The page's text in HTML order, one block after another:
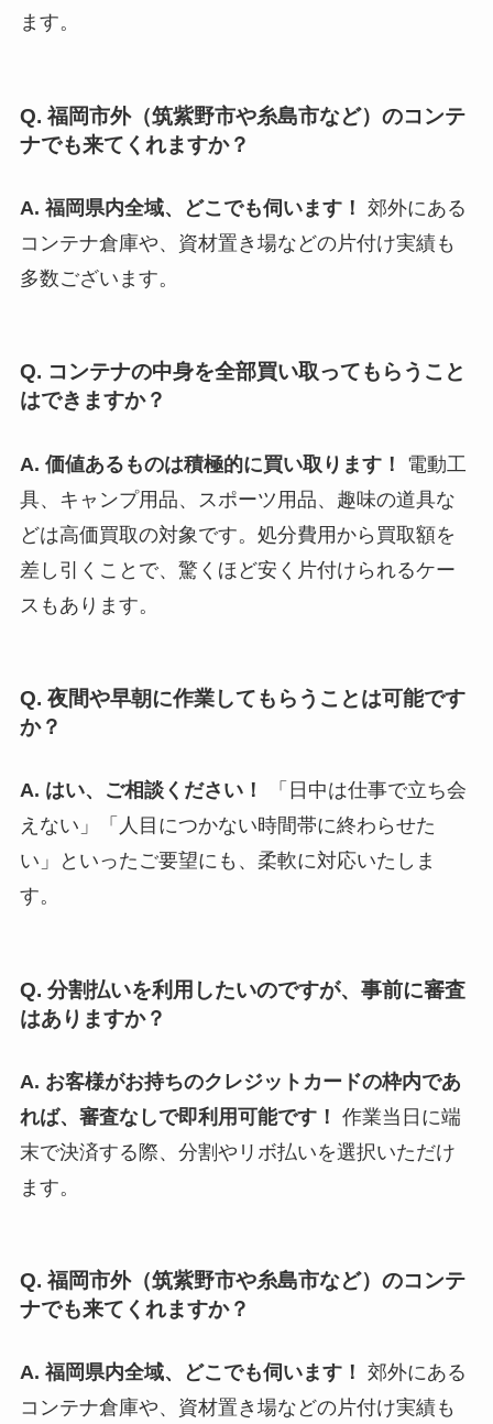
ます。
Q. 福岡市外（筑紫野市や糸島市など）のコンテ
ナでも来てくれますか？
A. 福岡県内全域、どこでも伺います！ 郊外にある
コンテナ倉庫や、資材置き場などの片付け実績も
多数ございます。
Q. コンテナの中身を全部買い取ってもらうこと
はできますか？
A. 価値あるものは積極的に買い取ります！
電動工
具、キャンプ用品、スポーツ用品、趣味の道具な
どは高価買取の対象です。処分費用から買取額を
差し引くことで、驚くほど安く片付けられるケー
スもあります。
Q. 夜間や早朝に作業してもらうことは可能です
か？
A. はい、ご相談ください！
「日中は仕事で立ち会
えない」「人目につかない時間帯に終わらせた
い」といったご要望にも、柔軟に対応いたしま
す。
Q. 分割払いを利用したいのですが、事前に審査
はありますか？
A. お客様がお持ちのクレジットカードの枠内であ
れば、審査なしで即利用可能です！ 作業当日に端
末で決済する際、分割やリボ払いを選択いただけ
ます。
Q. 福岡市外（筑紫野市や糸島市など）のコンテ
ナでも来てくれますか？
A. 福岡県内全域、どこでも伺います！ 郊外にある
コンテナ倉庫や、資材置き場などの片付け実績も